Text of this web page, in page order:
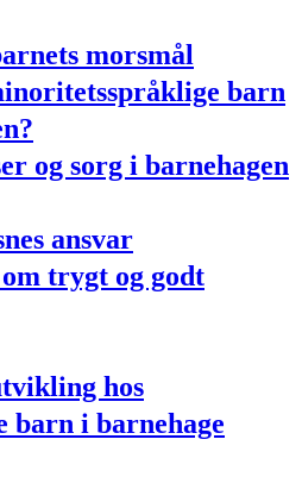
morsmål
barn
og sorg i barnehagen
ansvar
trygt og godt
hos
barn i barnehage